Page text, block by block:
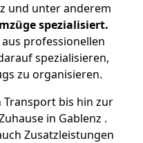
und unter anderem
spezialisiert.
professionellen
spezialisieren,
zu organisieren.
Transport bis hin zur
in Gablenz .
Zusatzleistungen